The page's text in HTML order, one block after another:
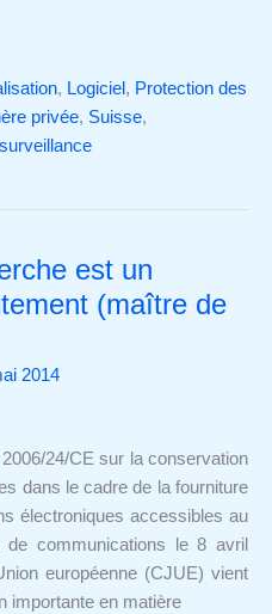
, Logiciel , Protection des
privée, Suisse,
est un
(maître de
2014
24/CE sur la conservation
dans le cadre de la fourniture
électroniques accessibles au
communications le 8 avril
européenne (CJUE) vient
importante en matière